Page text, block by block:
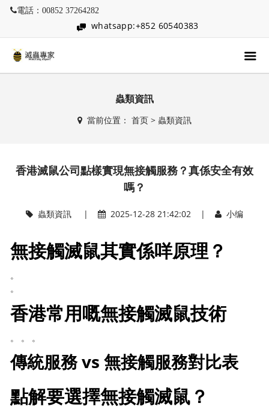
電話：00852 37264282
whatsapp:+852 60540383
蟲類資訊
當前位置： 首页> 蟲類資訊
香港滅鼠公司點樣實現無接觸服務？真係安全有效
嗎？
蟲類資訊| 2025-12-28 21:42:02 | 小编
無接觸滅鼠其實係咩原理？
。
。
香港常用嘅無接觸滅鼠技術
。 。 。
傳統服務 vs 無接觸服務對比表
點解要選擇無接觸滅鼠？